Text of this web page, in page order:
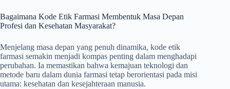
Bagaimana Kode Etik Farmasi Membentuk Masa Depan
Profesi dan Kesehatan Masyarakat?
Menjelang masa depan yang penuh dinamika, kode etik
farmasi semakin menjadi kompas penting dalam menghadapi
perubahan. Ia memastikan bahwa kemajuan teknologi dan
metode baru dalam dunia farmasi tetap berorientasi pada misi
utama: kesehatan dan kesejahteraan manusia.